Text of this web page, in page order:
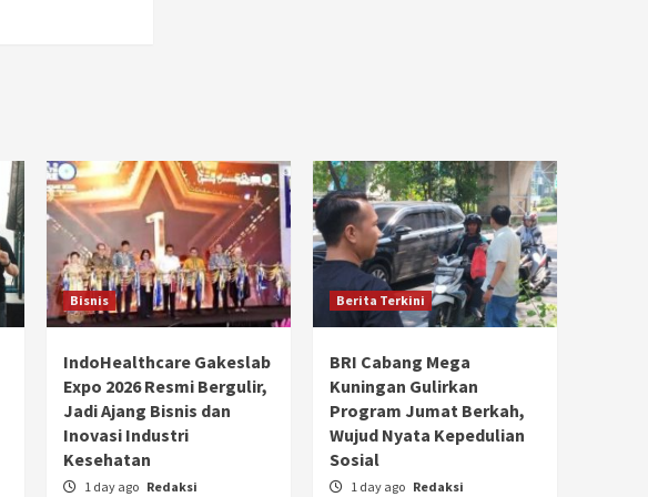
Bisnis
IndoHealthcare Gakeslab
Expo 2026 Resmi Bergulir,
Jadi Ajang Bisnis dan
Inovasi Industri
Kesehatan
1 day ago Redaksi
Berita Terkini
BRI Cabang Mega
Kuningan Gulirkan
Program Jumat Berkah,
Wujud Nyata Kepedulian
Sosial
1 day ago Redaksi